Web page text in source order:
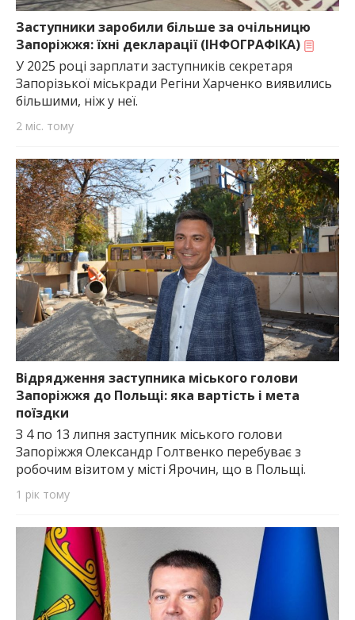
найважливішу інформацію про події
міста Запоріжжя та області.
Заступники заробили більше за очільницю
Запоріжжя: їхні декларації (ІНФОГРАФІКА)
У 2025 році зарплати заступників секретаря
Запорізької міськради Регіни Харченко виявились
більшими, ніж у неї.
2 міс. тому
Відрядження заступника міського голови
Запоріжжя до Польщі: яка вартість і мета
поїздки
З 4 по 13 липня заступник міського голови
Запоріжжя Олександр Голтвенко перебуває з
робочим візитом у місті Ярочин, що в Польщі.
1 рік тому